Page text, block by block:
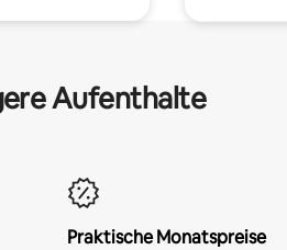
Aufenthalte
Praktische Monatspreise